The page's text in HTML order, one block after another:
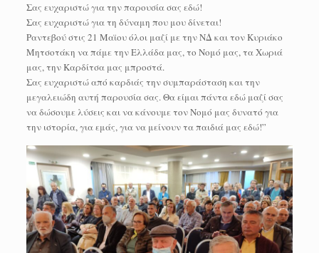
Σας ευχαριστώ για την παρουσία σας εδώ!
Σας ευχαριστώ για τη δύναμη που μου δίνεται!
Ραντεβού στις 21 Μαϊου όλοι μαζί με την ΝΔ και τον Κυριάκο
Μητσοτάκη να πάμε την Ελλάδα μας, το Νομό μας, τα Χωριά
μας, την Καρδίτσα μας μπροστά.
Σας ευχαριστώ από καρδιάς την συμπαράσταση και την
μεγαλειώδη αυτή παρουσία σας. Θα είμαι πάντα εδώ μαζί σας
να δώσουμε λύσεις και να κάνουμε τον Νομό μας δυνατό για
την ιστορία, για εμάς, για να μείνουν τα παιδιά μας εδώ!”